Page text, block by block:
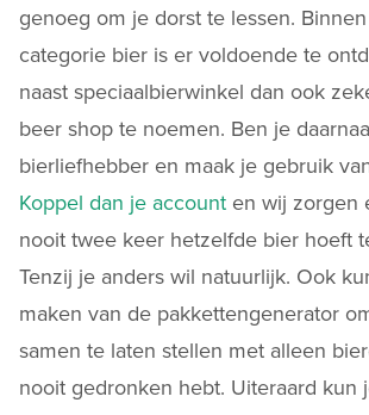
genoeg om je dorst te lessen.
categorie bier is er voldoende te
naast speciaalbierwinkel dan ook
beer shop te noemen. Ben je
bierliefhebber en maak je gebruik
Koppel dan je account en wij zorgen
nooit twee keer hetzelfde bier hoeft
Tenzij je anders wil natuurlijk. Ook
maken van de pakkettengenerator
samen te laten stellen met alleen
nooit gedronken hebt. Uiteraard kun